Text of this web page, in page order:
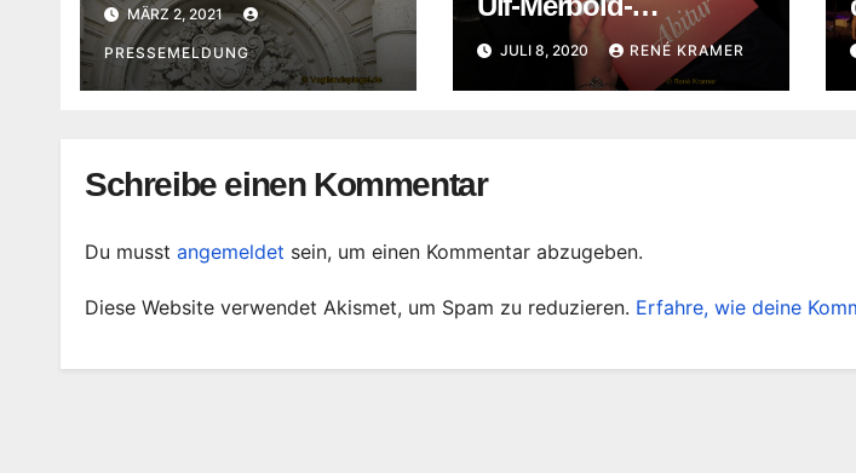
MÄRZ 2, 2021
PRESSEMELDUNG
Gymnasium Greiz
JULI 8, 2020 RENÉ KRAMER
Schreibe einen Kommentar
Du musst angemeldet sein, um einen Kommentar abzugeben.
Diese Website verwendet Akismet, um Spam zu reduzieren. Erfahre, wie deine